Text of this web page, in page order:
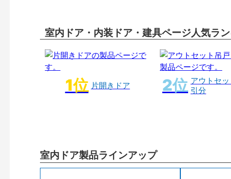
室内ドア・内装ドア・建具ページ人気ラ
片開きドア
アウトセッ
引分
室内ドア製品ラインアップ